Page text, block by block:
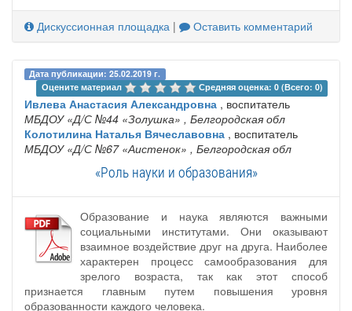
Дискуссионная площадка | Оставить комментарий
Дата публикации: 25.02.2019 г.
Оцените материал
Средняя оценка: 0 (Всего: 0)
Ивлева Анастасия Александровна , воспитатель
МБДОУ «Д/С №44 «Золушка» , Белгородская обл
Колотилина Наталья Вячеславовна , воспитатель
МБДОУ «Д/С №67 «Аистенок» , Белгородская обл
«Роль науки и образования»
Образование и наука являются важными
социальными институтами. Они оказывают
взаимное воздействие друг на друга. Наиболее
характерен процесс самообразования для
зрелого возраста, так как этот способ
признается главным путем повышения уровня
образованности каждого человека.